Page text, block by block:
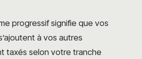
progressif signifie que vos
à vos autres
taxés selon votre tranche